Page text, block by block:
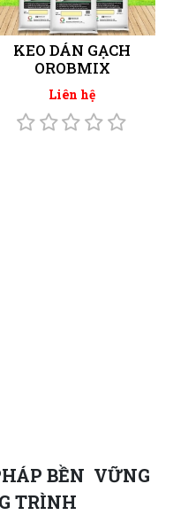
KEO DÁN GẠCH
OROBMIX
Liên hệ
BỀN VỮNG
TRÌNH